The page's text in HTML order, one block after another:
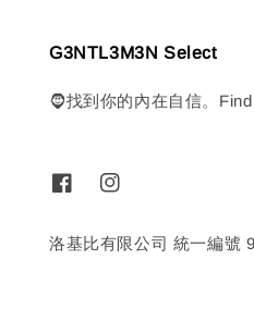
G3NTL3M3N Select
🧔找到你的內在自信。
洛基比有限公司 統一編號